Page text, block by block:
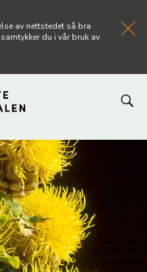
av nettstedet så bra
du i vår bruk av